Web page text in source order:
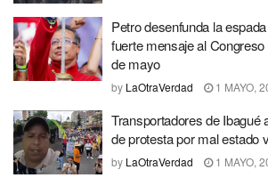
Petro desenfunda la
fuerte mensaje al
de mayo
by LaOtraVerdad 1 MAYO,
Transportadores de Ibagué
de protesta por mal estado
by LaOtraVerdad 1 MAYO,